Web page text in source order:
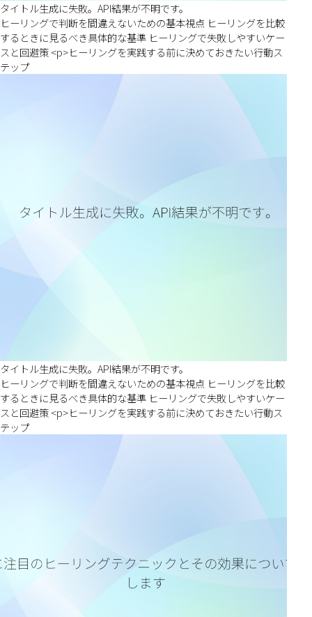
タイトル生成に失敗。API結果が不明です。
ヒーリングで判断を間違えないための基本視点 ヒーリングを比較
するときに見るべき具体的な基準 ヒーリングで失敗しやすいケー
スと回避策 <p>ヒーリングを実践する前に決めておきたい行動ス
テップ
タイトル生成に失敗。API結果が不明です。
ヒーリングで判断を間違えないための基本視点 ヒーリングを比較
するときに見るべき具体的な基準 ヒーリングで失敗しやすいケー
スと回避策 <p>ヒーリングを実践する前に決めておきたい行動ス
テップ